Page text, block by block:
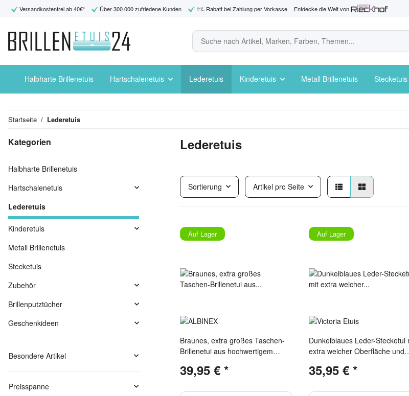
Versandkostenfrei ab 40€* Über 300.000 zufriedene Kunden 1% Rabatt bei Zahlung per Vorkasse Entdecke die Welt von
Halbharte Brillenetuis Hartschalenetuis Lederetuis Kinderetuis Metall Brillenetuis Stecketuis
Startseite Lederetuis
Lederetuis
Sortierung Artikel pro Seite
Auf Lager
Braunes, extra großes Taschen-
Brillenetui aus hochwertigem
39,95 € *
Auf Lager
Dunkelblaues Leder-Stecketui
extra weicher Oberfläche und
35,95 € *
Kategorien
Halbharte Brillenetuis
Hartschalenetuis
Lederetuis
Kinderetuis
Metall Brillenetuis
Stecketuis
Zubehör
Brillenputztücher
Geschenkideen
Besondere Artikel
Preisspanne